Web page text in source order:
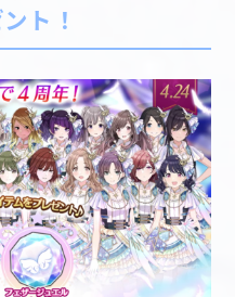
ト！